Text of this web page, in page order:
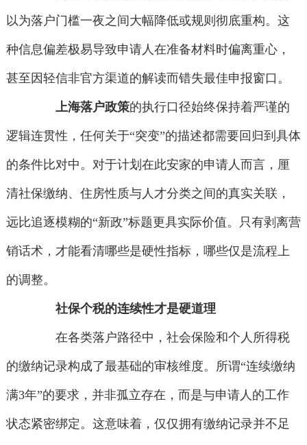
以为落户门槛一夜之间大幅降低或规则彻底重构。这
种信息偏差极易导致申请人在准备材料时偏离重心，
甚至因轻信非官方渠道的解读而错失最佳申报窗口。
上海落户政策的执行口径始终保持着严谨的
逻辑连贯性，任何关于“突变”的描述都需要回归到具体
的条件比对中。对于计划在此安家的申请人而言，厘
清社保缴纳、住房性质与人才分类之间的真实关联，
远比追逐模糊的“新政”标题更具实际价值。只有剥离营
销话术，才能看清哪些是硬性指标，哪些仅是流程上
的调整。
社保个税的连续性才是硬道理
在各类落户路径中，社会保险和个人所得税
的缴纳记录构成了最基础的审核维度。所谓“连续缴纳
满3年”的要求，并非孤立存在，而是与申请人的工作
状态紧密绑定。这意味着，仅仅拥有缴纳记录并不足